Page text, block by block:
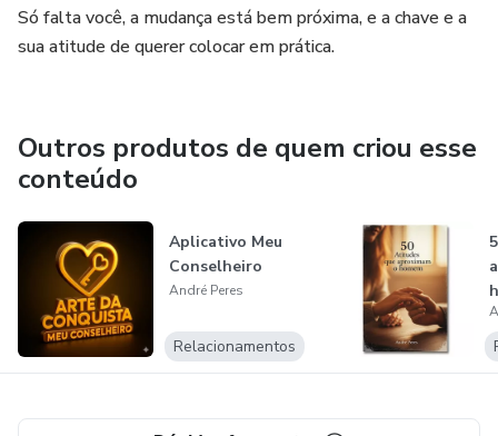
Só falta você, a mudança está bem próxima, e a chave e a
sua atitude de querer colocar em prática.
Outros produtos de quem criou esse
conteúdo
Aplicativo Meu
Conselheiro
André Peres
Relacionamentos